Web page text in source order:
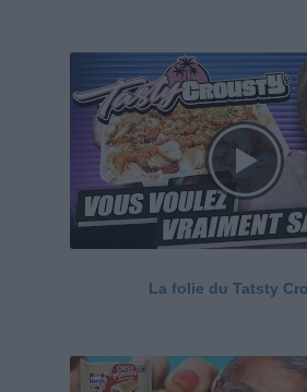
La folie du Tatsty